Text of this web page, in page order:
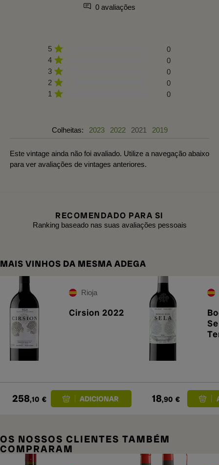
0 avaliações
5
0
4
0
3
0
2
0
1
0
Colheitas: 2023 2022 2021 2019
Este vintage ainda não foi avaliado. Utilize a navegação abaixo
para ver avaliações de vintages anteriores.
RECOMENDADO PARA SI
Ranking baseado nas suas avaliações pessoais
MAIS VINHOS DA MESMA ADEGA
Rioja
Cirsion 2022
258,10 € 18,90 €
OS NOSSOS CLIENTES TAMBÉM
COMPRARAM